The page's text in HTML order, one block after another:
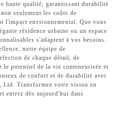
haute qualité, garantissant durabilité
seulement les coûts de
l'impact environnemental. Que vous
résidence urbaine ou un espace
s'adaptent à vos besoins.
notre équipe de
de chaque détail, de
potentiel de la vie conteneurisée et
de confort et de durabilité avec
Ltd. Transformez votre vision en
entrez dès aujourd'hui dans